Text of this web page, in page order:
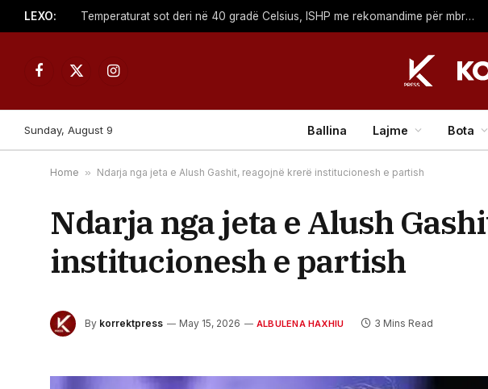
LEXO: Temperaturat sot deri në 40 gradë Celsius, ISHP me rekomandime për mbrojtje shëndetësore
Facebook
X
Instagram
Sunday, August 9 Ballina Lajme Bota
Home » Ndarja nga jeta e Alush Gashit, reagojnë krerë institucionesh e partish
Ndarja nga jeta e Alush
institucionesh e partish
By korrektpress May 15, 2026 ALBULENA HAXHIU 3 Mins Read